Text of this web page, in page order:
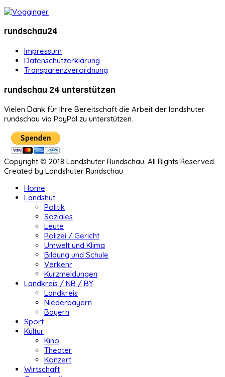
rundschau24
Impressum
Datenschutzerklärung
Transparenzverordnung
rundschau 24 unterstützen
Vielen Dank für Ihre Bereitschaft die Arbeit der landshuter
rundschau via PayPal zu unterstützen.
Copyright © 2018 Landshuter Rundschau. All Rights Reserved.
Created by Landshuter Rundschau
Home
Landshut
Politik
Soziales
Leute
Polizei / Gericht
Umwelt und Klima
Bildung und Schule
Verkehr
Kurzmeldungen
Landkreis / NB / BY
Landkreis
Niederbayern
Bayern
Sport
Kultur
Kino
Theater
Konzert
Wirtschaft